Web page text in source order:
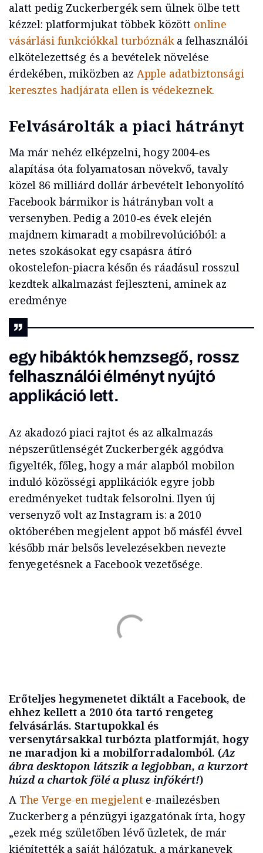
alatt pedig Zuckerbergék sem ülnek ölbe tett
kézzel: platformjukat többek között online
vásárlási funkciókkal turbóznáka felhasználói
elkötelezettség és a bevételek növelése
érdekében, miközben az Apple adatbiztonsági
keresztes hadjárata ellen is védekeznek.
Felvásárolták a piaci hátrányt
Ma már nehéz elképzelni, hogy 2004-es
alapítása óta folyamatosan növekvő, tavaly
közel 86 milliárd dollár árbevételt lebonyolító
Facebook bármikor is hátrányban volt a
versenyben. Pedig a 2010-es évek elején
majdnem kimaradt a mobilrevolúcióból: a
netes szokásokat egy csapásra átíró
okostelefon-piacra későn és ráadásul rosszul
kezdtek alkalmazást fejleszteni, aminek az
eredménye
egy hibáktók hemzsegő, rossz
felhasználói élményt nyújtó
applikáció lett.
Az akadozó piaci rajtot és az alkalmazás
népszerűtlenségét Zuckerbergék aggódva
figyelték, főleg, hogy a már alapból mobilon
induló közösségi applikációk egyre jobb
eredményeket tudtak felsorolni. Ilyen új
versenyző volt az Instagram is: a 2010
októberében megjelent appot bő másfél évvel
később már belsős levelezésekben nevezte
fenyegetésnek a Facebook vezetősége.
Erőteljes hegymenetet diktált a Facebook, de
ehhez kellett a 2010 óta tartó rengeteg
felvásárlás. Startupokkal és
versenytársakkal turbózta platformját, hogy
ne maradjon ki a mobilforradalomból. (Az
ábra desktopon látszik a legjobban, a kurzort
húzd a chartok fölé a plusz infókért!)
A The Verge-en megjelente-mailezésben
Zuckerberg a pénzügyi igazgatónak írta, hogy
„ezek még születőben lévő üzletek, de már
kiépítették a saját hálózatuk, a márkanevek